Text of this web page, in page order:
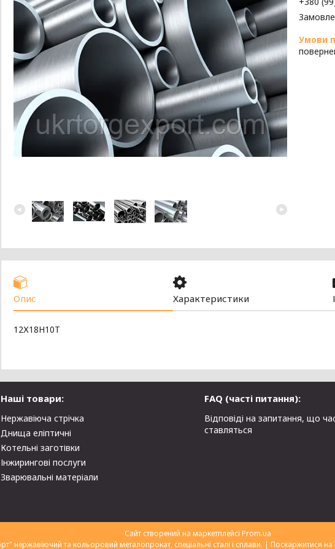
Опис Характеристики
12Х18Н10Т
Наші товари:
Нержавіюча стрічка
Днища еліптичні
Котельні заготівки
Інжирингові послуги
Зварювальні матеріали
FAQ (часті питання):
Відповіді на запитання, що
ставляться
Сайт створений на маркетплейсі Prom.ua
ТОВ "Укрторгекспорт" нержавіючий та кольоровий металопрокат, спеціальні сталі і сплави. | Поскаржитися на